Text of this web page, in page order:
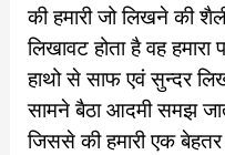
की हमारी जो लिखने की
लिखावट होता है वह
हाथो से साफ एवं सुन्दर
सामने बैठा आदमी समझ
जिससे की हमारी एक